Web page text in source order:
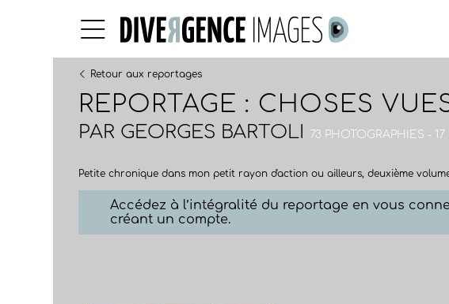
Retour aux reportages
REPORTAGE : CHOSES
PAR GEORGES BARTOLI 73 PHOTOGRAPHIES -
Petite chronique dans mon petit rayon d'action ou ailleurs, deuxième
Accédez à l’intégralité du reportage en vous
créant un compte.